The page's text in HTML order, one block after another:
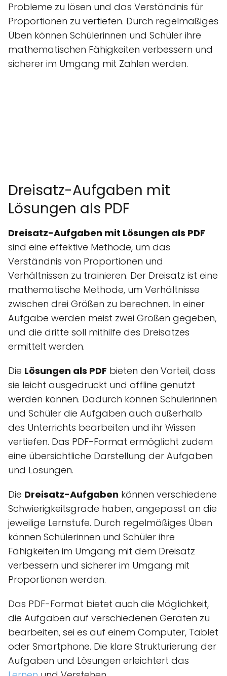
Probleme zu lösen und das Verständnis für
Proportionen zu vertiefen. Durch regelmäßiges
Üben können Schülerinnen und Schüler ihre
mathematischen Fähigkeiten verbessern und
sicherer im Umgang mit Zahlen werden.
Dreisatz-Aufgaben mit
Lösungen als PDF
Dreisatz-Aufgaben mit Lösungen als PDF
sind eine effektive Methode, um das
Verständnis von Proportionen und
Verhältnissen zu trainieren. Der Dreisatz ist eine
mathematische Methode, um Verhältnisse
zwischen drei Größen zu berechnen. In einer
Aufgabe werden meist zwei Größen gegeben,
und die dritte soll mithilfe des Dreisatzes
ermittelt werden.
Die Lösungen als PDF bieten den Vorteil, dass
sie leicht ausgedruckt und offline genutzt
werden können. Dadurch können Schülerinnen
und Schüler die Aufgaben auch außerhalb
des Unterrichts bearbeiten und ihr Wissen
vertiefen. Das PDF-Format ermöglicht zudem
eine übersichtliche Darstellung der Aufgaben
und Lösungen.
Die Dreisatz-Aufgaben können verschiedene
Schwierigkeitsgrade haben, angepasst an die
jeweilige Lernstufe. Durch regelmäßiges Üben
können Schülerinnen und Schüler ihre
Fähigkeiten im Umgang mit dem Dreisatz
verbessern und sicherer im Umgang mit
Proportionen werden.
Das PDF-Format bietet auch die Möglichkeit,
die Aufgaben auf verschiedenen Geräten zu
bearbeiten, sei es auf einem Computer, Tablet
oder Smartphone. Die klare Strukturierung der
Aufgaben und Lösungen erleichtert das